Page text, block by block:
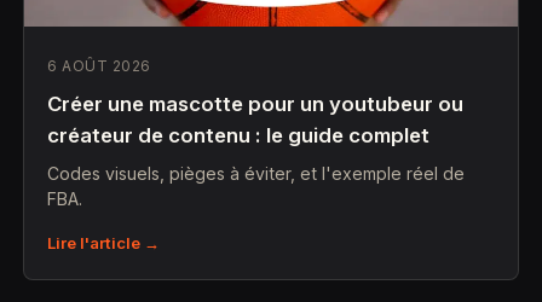
6 AOÛT 2026
Créer une mascotte pour un youtubeur ou
créateur de contenu : le guide complet
Codes visuels, pièges à éviter, et l'exemple réel de
FBA.
Lire l'article →